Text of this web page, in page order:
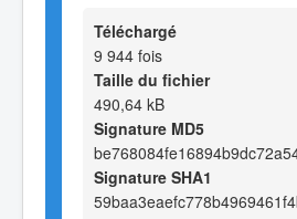
Téléchargé
9 944 fois
Taille du fichier
490,64 kB
Signature MD5
Signature SHA1